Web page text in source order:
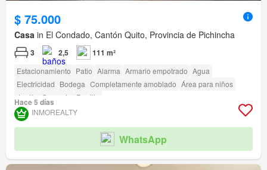
$ 75.000
Casa in El Condado, Cantón Quito, Provincia de Pichincha
3 2,5 111 m²
Estacionamiento Patio Alarma Armario empotrado Agua
Electricidad Bodega Completamente amoblado Área para niños
Jardín
Conserje Parrilla
Hace 5 días
INMOREALTY
WhatsApp